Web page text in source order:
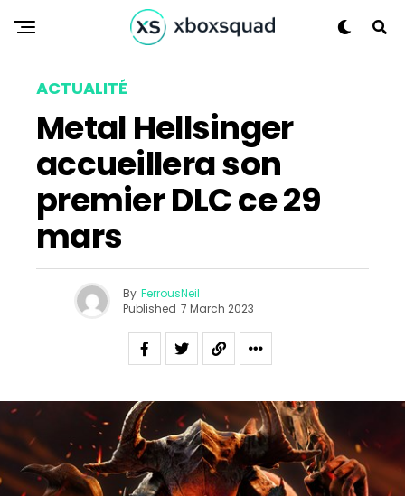
ACTUALITÉ
Metal Hellsinger
accueillera son
premier DLC ce 29
mars
By FerrousNeil
Published 7 March 2023
Reddit
Pinterest